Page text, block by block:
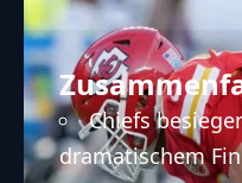
Chiefs
dramatischem